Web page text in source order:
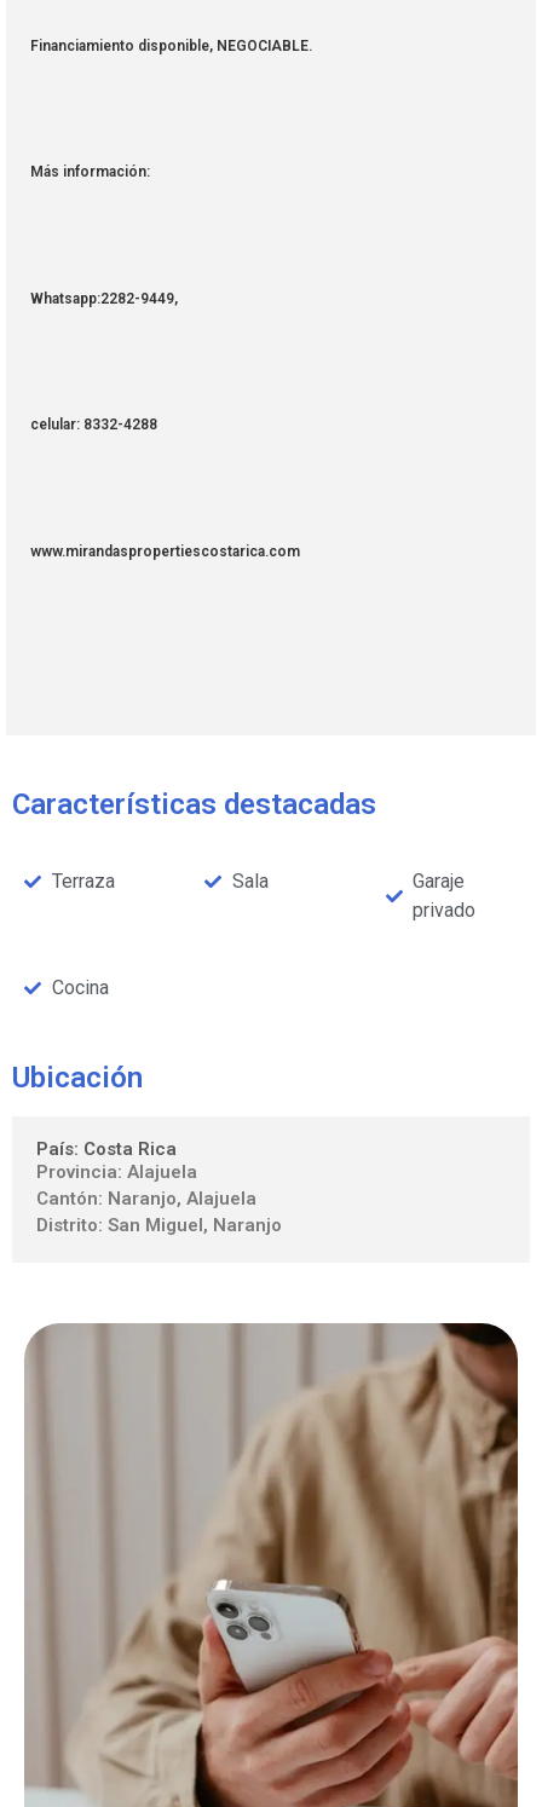
Financiamiento disponible, NEGOCIABLE.
Más información:
Whatsapp:2282-9449,
celular: 8332-4288
www.mirandaspropertiescostarica.com
Características destacadas
Terraza Sala
Garaje
privado
Cocina
Ubicación
País: Costa Rica
Provincia: Alajuela
Cantón: Naranjo, Alajuela
Distrito: San Miguel, Naranjo